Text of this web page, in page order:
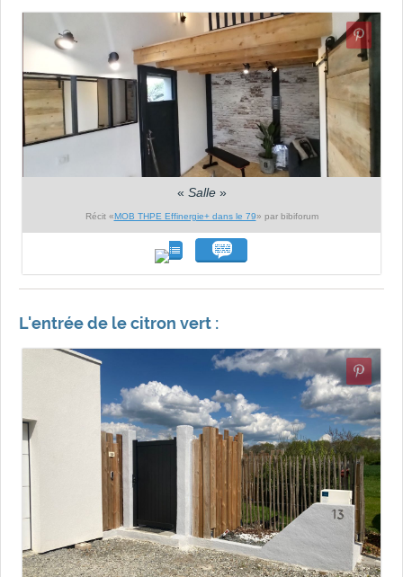
« Salle»
Récit «MOB THPE Effinergie+ dans le 79» par bibiforum
L'entrée de le citron vert :